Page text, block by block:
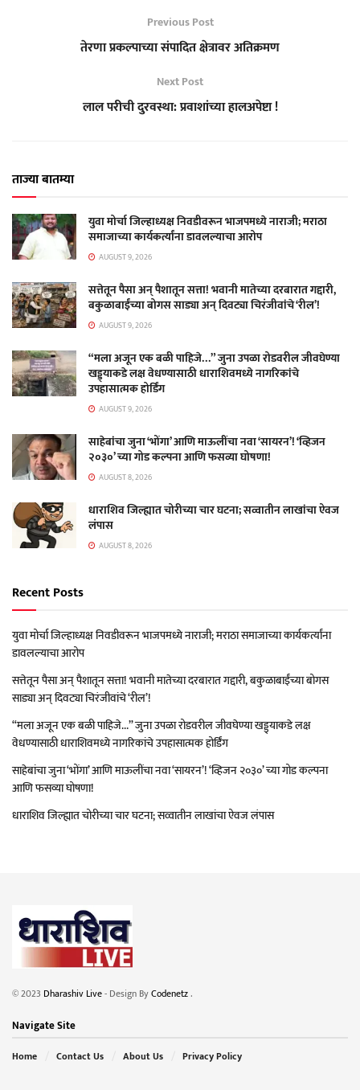
Previous Post
तेरणा प्रकल्पाच्या संपादित क्षेत्रावर अतिक्रमण
Next Post
लाल परीची दुरवस्था: प्रवाशांच्या हालअपेष्टा !
ताज्या बातम्या
युवा मोर्चा जिल्हाध्यक्ष निवडीवरून भाजपमध्ये नाराजी; मराठा
समाजाच्या कार्यकर्त्यांना डावलल्याचा आरोप
AUGUST 9, 2026
सत्तेतून पैसा अन् पैशातून सत्ता! भवानी मातेच्या दरबारात गद्दारी,
बकुळाबाईंच्या बोगस साड्या अन् दिवट्या चिरंजीवांचे ‘रील’!
AUGUST 9, 2026
“मला अजून एक बळी पाहिजे…” जुना उपळा रोडवरील जीवघेण्या
खड्ड्याकडे लक्ष वेधण्यासाठी धाराशिवमध्ये नागरिकांचे
उपहासात्मक होर्डिंग
AUGUST 9, 2026
साहेबांचा जुना ‘भोंगा’ आणि माऊलींचा नवा ‘सायरन’! ‘व्हिजन
२०३०’ च्या गोड कल्पना आणि फसव्या घोषणा!
AUGUST 8, 2026
धाराशिव जिल्ह्यात चोरीच्या चार घटना; सव्वातीन लाखांचा ऐवज
लंपास
AUGUST 8, 2026
Recent Posts
युवा मोर्चा जिल्हाध्यक्ष निवडीवरून भाजपमध्ये नाराजी; मराठा समाजाच्या कार्यकर्त्यांना
डावलल्याचा आरोप
सत्तेतून पैसा अन् पैशातून सत्ता! भवानी मातेच्या दरबारात गद्दारी, बकुळाबाईंच्या बोगस
साड्या अन् दिवट्या चिरंजीवांचे ‘रील’!
“मला अजून एक बळी पाहिजे…” जुना उपळा रोडवरील जीवघेण्या खड्ड्याकडे लक्ष
वेधण्यासाठी धाराशिवमध्ये नागरिकांचे उपहासात्मक होर्डिंग
साहेबांचा जुना ‘भोंगा’ आणि माऊलींचा नवा ‘सायरन’! ‘व्हिजन २०३०’ च्या गोड कल्पना
आणि फसव्या घोषणा!
धाराशिव जिल्ह्यात चोरीच्या चार घटना; सव्वातीन लाखांचा ऐवज लंपास
© 2023 Dharashiv Live- Design ByCodenetz.
Navigate Site
Home Contact Us About Us Privacy Policy